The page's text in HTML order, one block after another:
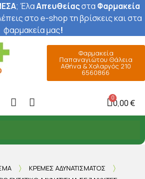
; ΈλαΑπευθείαςστα Φαρμακεία
στο e-shop τη βρίσκεις και στα
φαρμακεία μας!
Φαρμακεία
Παπαναγιώτου Θάλεια
Αθήνα & Χολαργός 210
6560866
0,00 €
ΚΡΈΜΕΣ ΑΔΥΝΑΤΊΣΜΑΤΟΣ